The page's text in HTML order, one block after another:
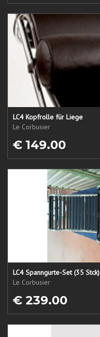
LC4 Kopfrolle für Liege
Le Corbusier
€ 149.00
LC4 Spanngurte-Set (35 Stck)
Le Corbusier
€ 239.00